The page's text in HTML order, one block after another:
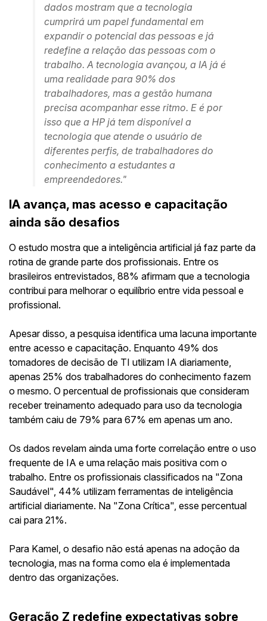
dados mostram que a tecnologia
cumprirá um papel fundamental em
expandir o potencial das pessoas e já
redefine a relação das pessoas com o
trabalho. A tecnologia avançou, a IA já é
uma realidade para 90% dos
trabalhadores, mas a gestão humana
precisa acompanhar esse ritmo. E é por
isso que a HP já tem disponível a
tecnologia que atende o usuário de
diferentes perfis, de trabalhadores do
conhecimento a estudantes a
empreendedores."
IA avança, mas acesso e capacitação
ainda são desafios
O estudo mostra que a inteligência artificial já faz parte da
rotina de grande parte dos profissionais. Entre os
brasileiros entrevistados, 88% afirmam que a tecnologia
contribui para melhorar o equilíbrio entre vida pessoal e
profissional.
Apesar disso, a pesquisa identifica uma lacuna importante
entre acesso e capacitação. Enquanto 49% dos
tomadores de decisão de TI utilizam IA diariamente,
apenas 25% dos trabalhadores do conhecimento fazem
o mesmo. O percentual de profissionais que consideram
receber treinamento adequado para uso da tecnologia
também caiu de 79% para 67% em apenas um ano.
Os dados revelam ainda uma forte correlação entre o uso
frequente de IA e uma relação mais positiva com o
trabalho. Entre os profissionais classificados na "Zona
Saudável", 44% utilizam ferramentas de inteligência
artificial diariamente. Na "Zona Crítica", esse percentual
cai para 21%.
Para Kamel, o desafio não está apenas na adoção da
tecnologia, mas na forma como ela é implementada
dentro das organizações.
Geração Z redefine expectativas sobre